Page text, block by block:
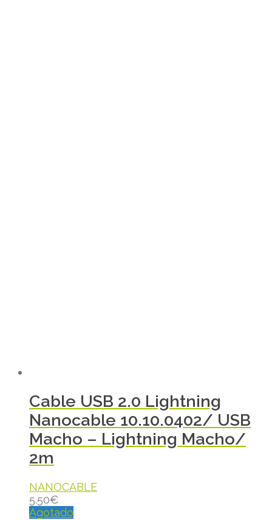
Cable USB 2.0 Lightning
Nanocable 10.10.0402/ USB
Macho – Lightning Macho/
2m
NANOCABLE
5.50€
Agotado